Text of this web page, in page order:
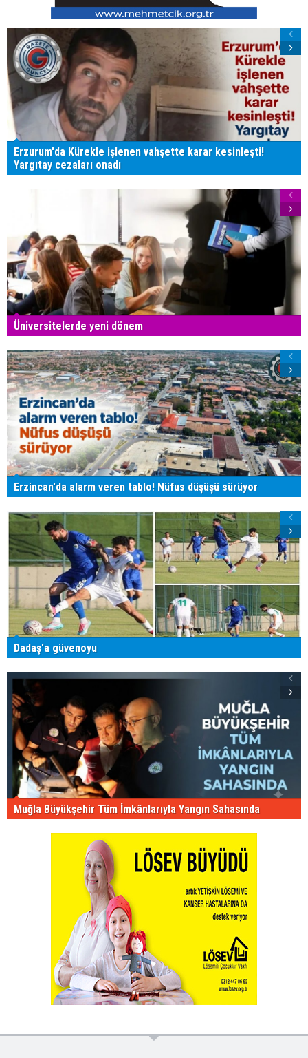
Erzurum'da Kürekle işlenen vahşette karar kesinleşti!
Yargıtay cezaları onadı
Üniversitelerde yeni dönem
Erzincan'da alarm veren tablo! Nüfus düşüşü sürüyor
Dadaş'a güvenoyu
Muğla Büyükşehir Tüm İmkânlarıyla Yangın Sahasında